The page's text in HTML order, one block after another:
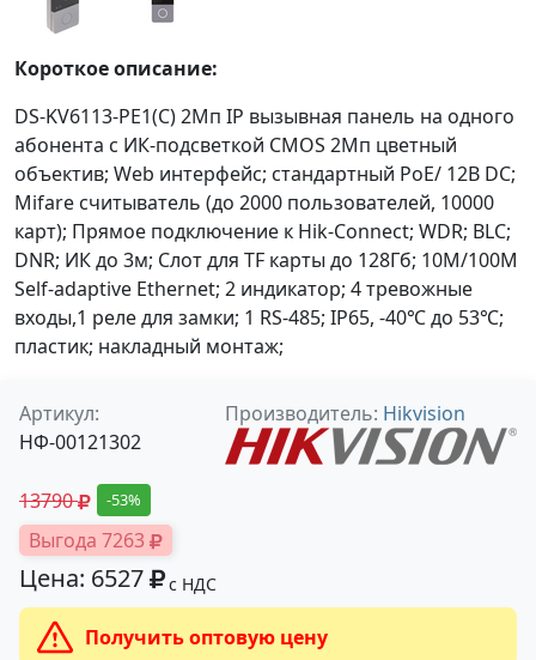
Короткое описание:
DS-KV6113-PE1(C) 2Мп IP вызывная панель на одного
абонента с ИК-подсветкой CMOS 2Мп цветный
объектив; Web интерфейс; стандартный PoE/ 12В DC;
Mifare считыватель (до 2000 пользователей, 10000
карт); Прямое подключение к Hik-Connect; WDR; BLC;
DNR; ИК до 3м; Слот для TF карты до 128Гб; 10M/100M
Self-adaptive Ethernet; 2 индикатор; 4 тревожные
входы,1 реле для замки; 1 RS-485; IP65, -40℃ до 53℃;
пластик; накладный монтаж;
Артикул:
НФ-00121302
Производитель: Hikvision
13790 -53%
Выгода 7263
Цена: 6527 с НДС
Получить оптовую цену